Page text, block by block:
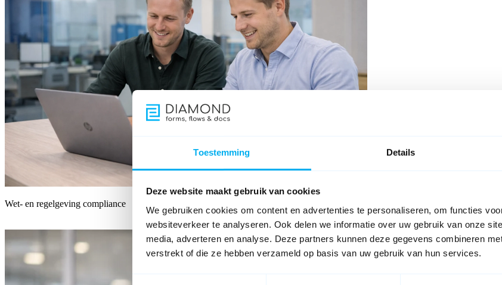
Toestemming Details
Deze website maakt gebruik van cookies
We gebruiken cookies om content en advertenties te personaliseren, om functies
websiteverkeer te analyseren. Ook delen we informatie over uw gebruik van onze
media, adverteren en analyse. Deze partners kunnen deze gegevens combineren
verstrekt of die ze hebben verzameld op basis van uw gebruik van hun services.
Wet- en regelgeving compliance Snel en
De Diamond Forms,
Inkoop-, ICT en
organisatie snel en